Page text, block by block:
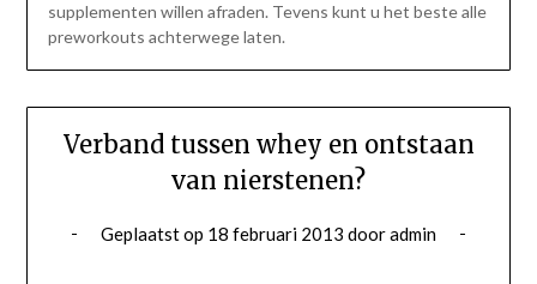
supplementen willen afraden. Tevens kunt u het beste alle
preworkouts achterwege laten.
Verband tussen whey en ontstaan
van nierstenen?
Geplaatst op 18 februari 2013 dooradmin